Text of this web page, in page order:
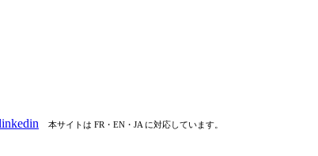
本サイトは FR・EN・JA に対応しています。